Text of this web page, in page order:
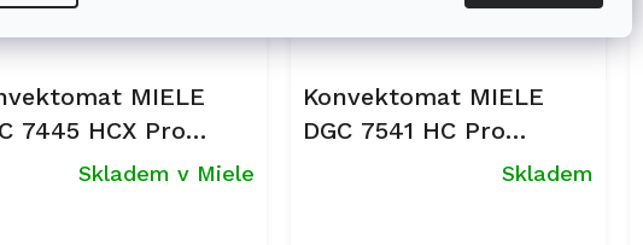
MIELE
7445 HCX Pro
černá, matná
Skladem v Miele
Konvektomat MIELE
DGC 7541 HC Pro
Skladem